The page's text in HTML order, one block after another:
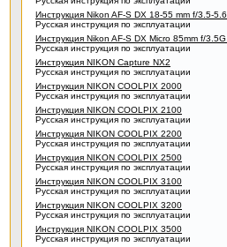
Инструкция Nikon AF-S DX 18-55 mm f/3.5-
Русская инструкция по эксплуатации
Инструкция Nikon AF-S DX Micro 85mm f/
Русская инструкция по эксплуатации
Инструкция NIKON Capture NX2
Русская инструкция по эксплуатации
Инструкция NIKON COOLPIX 2000
Русская инструкция по эксплуатации
Инструкция NIKON COOLPIX 2100
Русская инструкция по эксплуатации
Инструкция NIKON COOLPIX 2200
Русская инструкция по эксплуатации
Инструкция NIKON COOLPIX 2500
Русская инструкция по эксплуатации
Инструкция NIKON COOLPIX 3100
Русская инструкция по эксплуатации
Инструкция NIKON COOLPIX 3200
Русская инструкция по эксплуатации
Инструкция NIKON COOLPIX 3500
Русская инструкция по эксплуатации